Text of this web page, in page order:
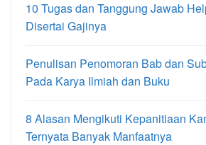
10 Tugas dan Tanggung Jawab
Disertai Gajinya
Penulisan Penomoran Bab dan
Pada Karya Ilmiah dan Buku
8 Alasan Mengikuti Kepanitiaan
Ternyata Banyak Manfaatnya